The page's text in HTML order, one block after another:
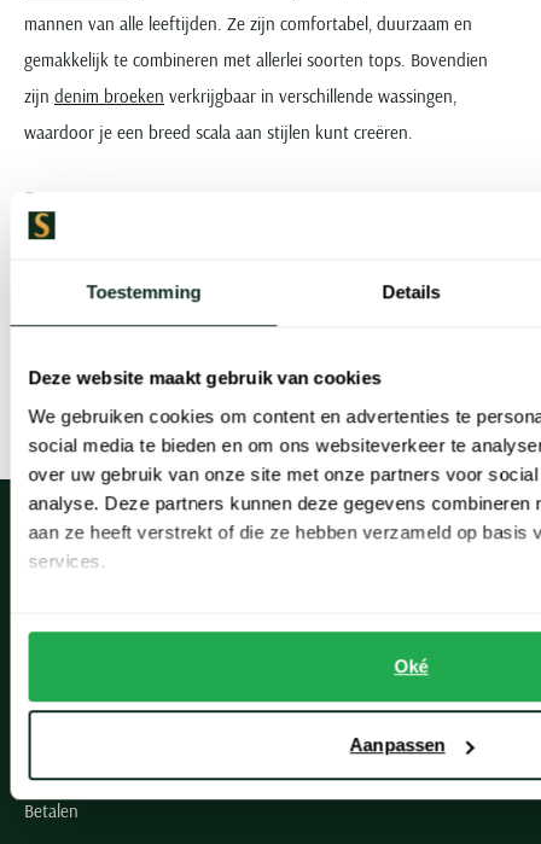
Toestemming Details
Deze website maakt gebruik van cookies
We gebruiken cookies om content en advertenties te
social media te bieden en om ons websiteverkeer te
over uw gebruik van onze site met onze partners voor
analyse. Deze partners kunnen deze gegevens combineren
aan ze heeft verstrekt of die ze hebben verzameld op basis
services.
Oké
Aanpassen
mannen van alle leeftijden. Ze zijn comfortabel, duurzaam en
gemakkelijk te combineren met allerlei soorten tops. Bovendien
zijn denim broeken verkrijgbaar in verschillende wassingen,
waardoor je een breed scala aan stijlen kunt creëren.
Pasvormen
belangrijk om te overwegen welke pasvorm het beste bij je past.
nodig hebt, of ga voor een slankere fit als je een strakkere look
wilt.
Verschillende lengtes
Je kunt ook kiezen uit verschillende lengtes, van korte broeken tot
Voor elk type man én gelegenheid een denim broek
Denim korte broeken zijn gemakkelijk te combineren met allerlei
soorten tops, van basic T-shirts tot overhemden. Ze zijn geschikt
Lees meer
Veelgestelde vragen
Betalen